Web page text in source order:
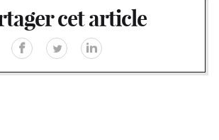
cet article